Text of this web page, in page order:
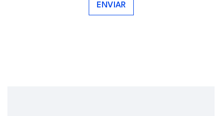
ENVIAR